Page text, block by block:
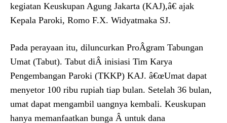
kegiatan Keuskupan Agung Jakarta (KAJ),â€ ajak
Kepala Paroki, Romo F.X. Widyatmaka SJ.
Pada perayaan itu, diluncurkan ProÂ­gram Tabungan
Umat (Tabut). Tabut diÂ­ inisiasi Tim Karya
Pengembangan Paroki (TKKP) KAJ. â€œUmat dapat
menyetor 100 ribu rupiah tiap bulan. Setelah 36 bulan,
umat dapat mengambil uangnya kembali. Keuskupan
hanya memanfaatkan bunga Â untuk dana